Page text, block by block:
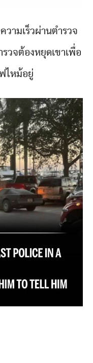
วามเร็วผ่านตำรวจ
วจต้องหยุดเขาเพื่อ
ไหม้อยู่